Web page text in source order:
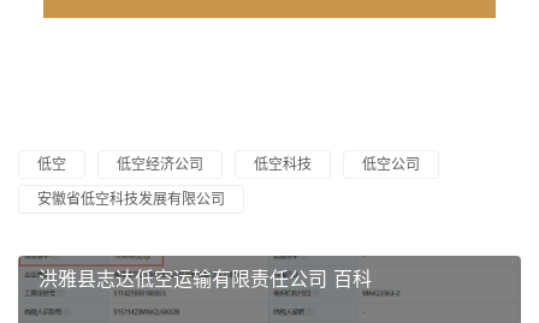
低空 低空经济公司 低空科技
低空公司
安徽省低空科技发展有限公司
洪雅县志达低空运输有限责任公司 百科